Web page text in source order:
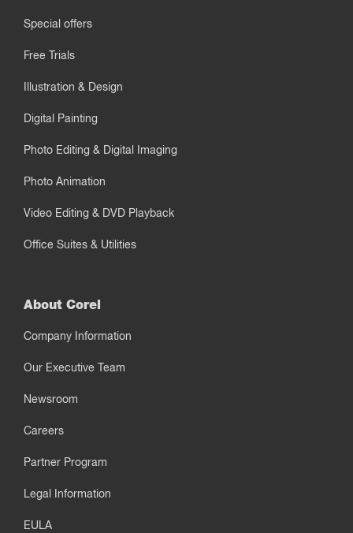
Special offers
Free Trials
Illustration & Design
Digital Painting
Photo Editing & Digital Imaging
Photo Animation
Video Editing & DVD Playback
Office Suites & Utilities
About Corel
Company Information
Our Executive Team
Newsroom
Careers
Partner Program
Legal Information
EULA